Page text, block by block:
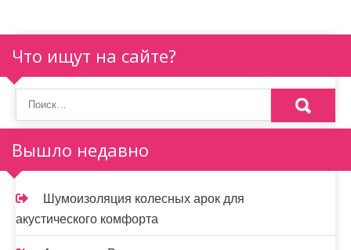
Что ищут на сайте?
Вышло недавно
Шумоизоляция колесных арок для
акустического комфорта